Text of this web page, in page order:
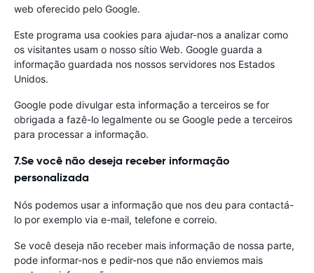
web oferecido pelo Google.
Este programa usa cookies para ajudar-nos a analizar como
os visitantes usam o nosso sítio Web. Google guarda a
informação guardada nos nossos servidores nos Estados
Unidos.
Google pode divulgar esta informação a terceiros se for
obrigada a fazê-lo legalmente ou se Google pede a terceiros
para processar a informação.
7.Se você não deseja receber informação
personalizada
Nós podemos usar a informação que nos deu para contactá-
lo por exemplo via e-mail, telefone e correio.
Se você deseja não receber mais informação de nossa parte,
pode informar-nos e pedir-nos que não enviemos mais